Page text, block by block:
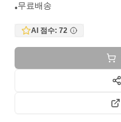
•무료배송
AI 점수: 72